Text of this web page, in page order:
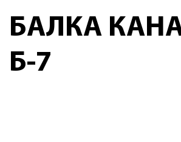
БАЛКА
Б-7